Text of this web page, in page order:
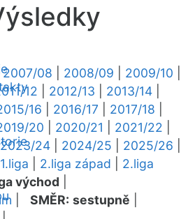
2007/08 2008/09 2009/10
12 2012/13 2013/14
16 2016/17 2017/18
20 2020/21 2021/22
2023/24 2024/25 2025/26
1.liga 2.liga západ
2.liga
východ
SMĚR: sestupně